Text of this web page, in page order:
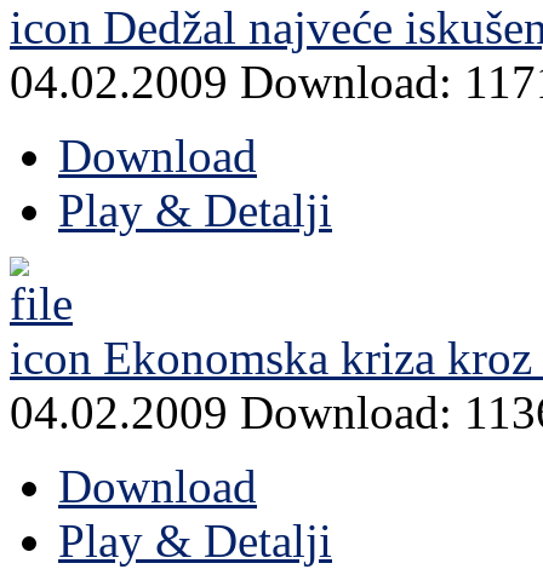
Dedžal najveće
04.02.2009 Download:
Download
Play & Detalji
Ekonomska kriza
04.02.2009 Download:
Download
Play & Detalji